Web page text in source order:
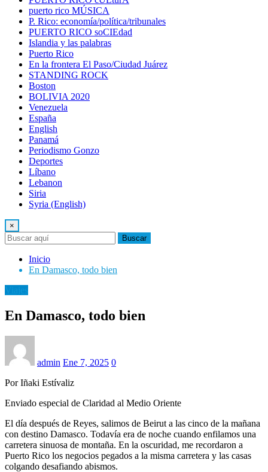
puerto rico MÚSICA
P. Rico: economía/política/tribunales
PUERTO RICO soCIEdad
Islandia y las palabras
Puerto Rico
En la frontera El Paso/Ciudad Juárez
STANDING ROCK
Boston
BOLIVIA 2020
Venezuela
España
English
Panamá
Periodismo Gonzo
Deportes
Líbano
Lebanon
Siria
Syria (English)
×
Buscar
Inicio
En Damasco, todo bien
En Damasco, todo bien
admin Ene 7, 2025 0
Por Iñaki Estívaliz
Enviado especial de Claridad al Medio Oriente
El día después de Reyes, salimos de Beirut a las cinco de la mañana
con destino Damasco. Todavía era de noche cuando enfilamos una
carretera sinuosa de montaña. En la oscuridad, me recordaron a
Puerto Rico los negocios pegados a la misma carretera y las casas
colgando desafiando abismos.